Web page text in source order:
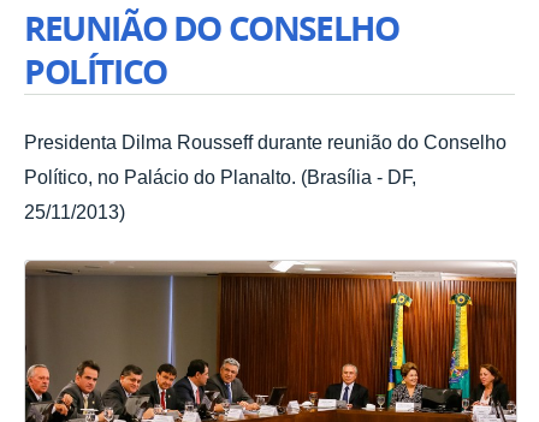
REUNIÃO DO CONSELHO
POLÍTICO
Presidenta Dilma Rousseff durante reunião do Conselho
Político, no Palácio do Planalto. (Brasília - DF,
25/11/2013)